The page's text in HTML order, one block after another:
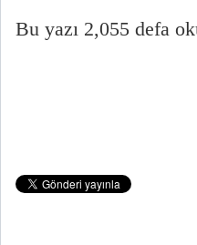
Bu yazı 2,055 defa